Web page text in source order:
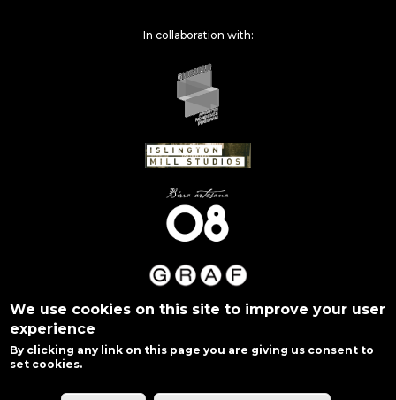
In collaboration with:
We use cookies on this site to improve your user
experience
By clicking any link on this page you are giving us consent to
set cookies.